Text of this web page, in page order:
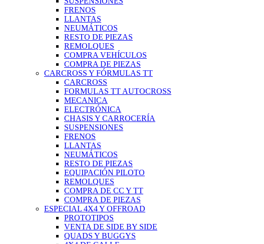
FRENOS
LLANTAS
NEUMÁTICOS
RESTO DE PIEZAS
REMOLQUES
COMPRA VEHÍCULOS
COMPRA DE PIEZAS
CARCROSS Y FÓRMULAS TT
CARCROSS
FORMULAS TT AUTOCROSS
MECANICA
ELECTRÓNICA
CHASIS Y CARROCERÍA
SUSPENSIONES
FRENOS
LLANTAS
NEUMÁTICOS
RESTO DE PIEZAS
EQUIPACIÓN PILOTO
REMOLQUES
COMPRA DE CC Y TT
COMPRA DE PIEZAS
ESPECIAL 4X4 Y OFFROAD
PROTOTIPOS
VENTA DE SIDE BY SIDE
QUADS Y BUGGYS